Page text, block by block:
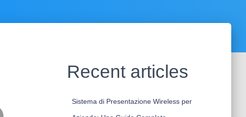
Recent articles
Sistema di Presentazione Wireless per